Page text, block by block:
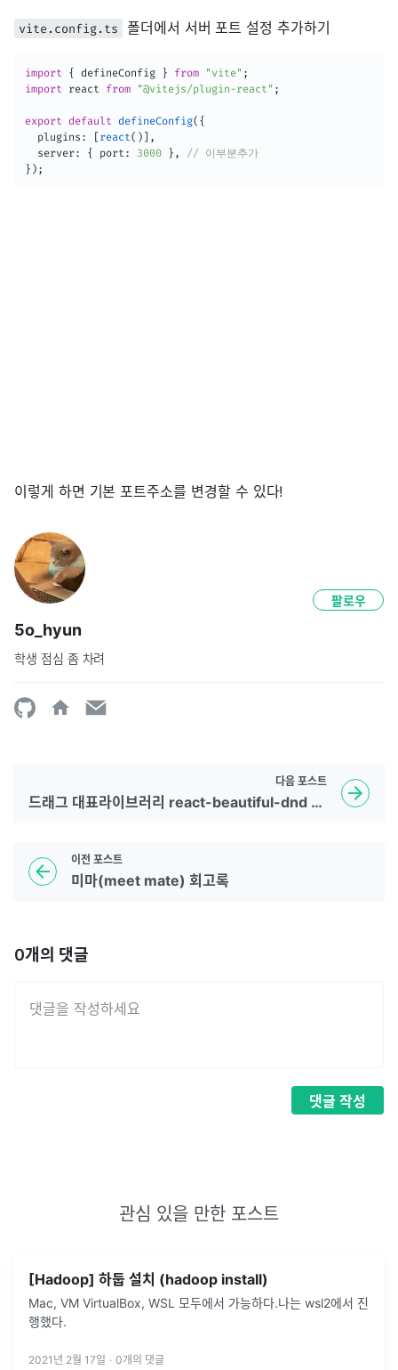
vite.config.ts 폴더에서 서버 포트 설정 추가하기
import { defineConfig } from "vite" ;
import react from "@vitejs/plugin-react" ;
export default defineConfig( {
  plugins
: [react( ) ] ,
  server
: { port : 3000 } ,
// 이부분추가
} ) ;
이렇게 하면 기본 포트주소를 변경할 수 있다!
5o_hyun
학생 점심 좀 차려
팔로우
이전 포스트
미마(meet mate) 회고록
다음 포스트
드래그 대표라이브러리 react-beautiful-dnd 의 변화 : Unable to find draggable with id: 1
0개의 댓글
댓글 작성
관심 있을 만한 포스트
[Hadoop] 하둡 설치 (hadoop install)
Mac, VM VirtualBox, WSL 모두에서 가능하다.나는 wsl2에서 진
행했다.
2021년 2월 17일 · 0개의 댓글